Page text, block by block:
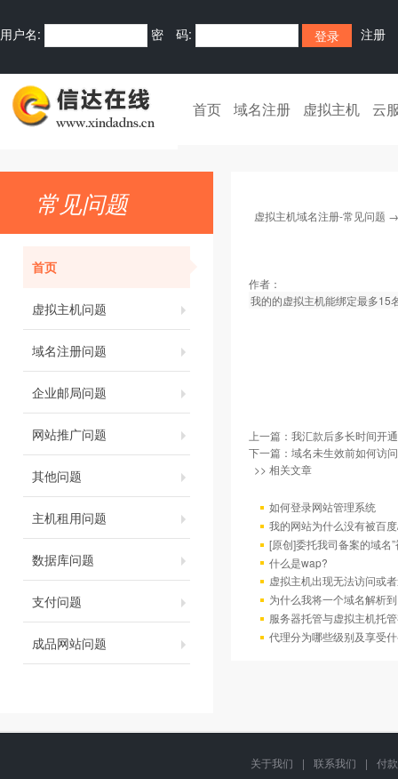
用户名: 密 码: 注册
首页 域名注册 虚拟主机 云
常见问题
首页
虚拟主机问题
域名注册问题
企业邮局问题
网站推广问题
其他问题
主机租用问题
数据库问题
支付问题
成品网站问题
虚拟主机域名注册-常见问题
作者：
我的的虚拟主机能绑定最多15
上一篇： 我汇款后多长时间开
下一篇： 域名未生效前如何访
>> 相关文章
如何登录网站管理系统
我的网站为什么没有被百
[原创]委托我司备案的域名
什么是wap?
虚拟主机出现无法访问或
为什么我将一个域名解析
服务器托管与虚拟主机托
代理分为哪些级别及享受
关于我们 | 联系我们 |
付